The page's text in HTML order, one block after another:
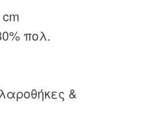
πολ.
&